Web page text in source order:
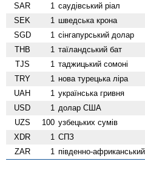
SAR 1 саудівський ріал
SEK 1 шведська крона
SGD 1 сінгапурський долар
THB 1 таїландський бат
TJS 1 таджицький сомоні
TRY 1 нова турецька ліра
UAH 1 українська гривня
USD 1 долар США
UZS 100 узбецьких сумів
XDR 1 СПЗ
ZAR 1 південно-